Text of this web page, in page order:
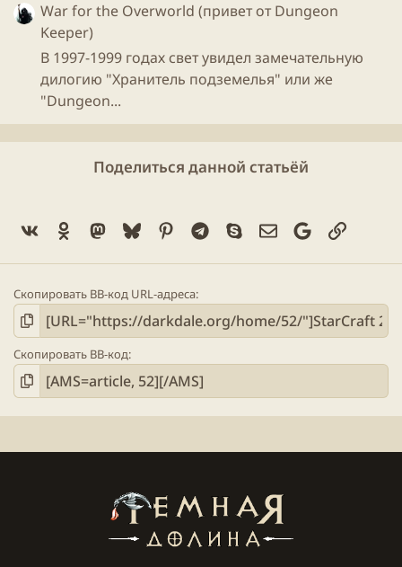
War for the Overworld (привет от Dungeon
Keeper)
В 1997-1999 годах свет увидел замечательную
дилогию "Хранитель подземелья" или же
"Dungeon...
Поделиться данной статьёй
Vk Ok Mastodon
BlueskyPinterestTelegram
SkypeЭлектронная
GoogleСсылка
Скопировать BB-код URL-адреса
Скопировать BB-код